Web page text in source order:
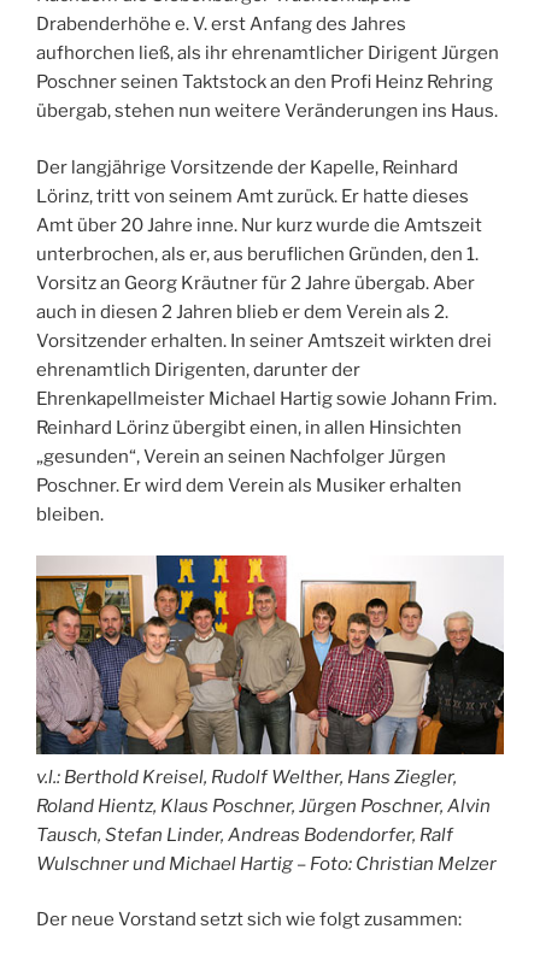
Drabenderhöhe e. V. erst Anfang des Jahres
aufhorchen ließ, als ihr ehrenamtlicher Dirigent Jürgen
Poschner seinen Taktstock an den Profi Heinz Rehring
übergab, stehen nun weitere Veränderungen ins Haus.
Der langjährige Vorsitzende der Kapelle, Reinhard
Lörinz, tritt von seinem Amt zurück. Er hatte dieses
Amt über 20 Jahre inne. Nur kurz wurde die Amtszeit
unterbrochen, als er, aus beruflichen Gründen, den 1.
Vorsitz an Georg Kräutner für 2 Jahre übergab. Aber
auch in diesen 2 Jahren blieb er dem Verein als 2.
Vorsitzender erhalten. In seiner Amtszeit wirkten drei
ehrenamtlich Dirigenten, darunter der
Ehrenkapellmeister Michael Hartig sowie Johann Frim.
Reinhard Lörinz übergibt einen, in allen Hinsichten
„gesunden“, Verein an seinen Nachfolger Jürgen
Poschner. Er wird dem Verein als Musiker erhalten
bleiben.
v.l.: Berthold Kreisel, Rudolf Welther, Hans Ziegler,
Roland Hientz, Klaus Poschner, Jürgen Poschner, Alvin
Tausch, Stefan Linder, Andreas Bodendorfer, Ralf
Wulschner und Michael Hartig – Foto: Christian Melzer
Der neue Vorstand setzt sich wie folgt zusammen: